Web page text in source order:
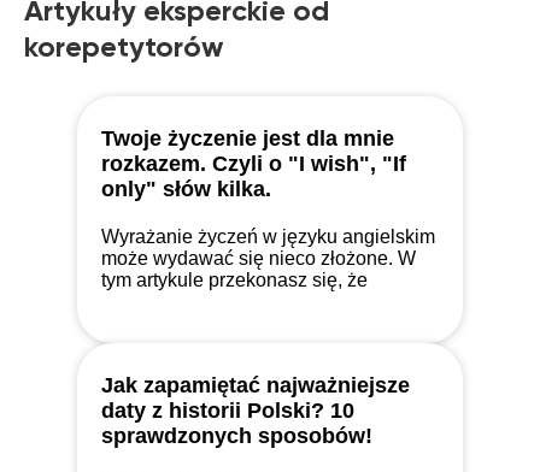
Artykuły eksperckie od
korepetytorów
Twoje życzenie jest dla mnie
rozkazem. Czyli o "I wish", "If
only" słów kilka.
Wyrażanie życzeń w języku angielskim
może wydawać się nieco złożone. W
tym artykule przekonasz się, że
Jak zapamiętać najważniejsze
daty z historii Polski? 10
sprawdzonych sposobów!